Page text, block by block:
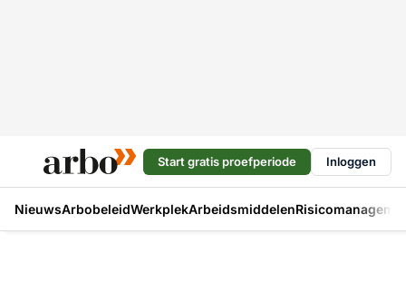
Start gratis proefperiode Inloggen
NieuwsArbobeleidWerkplekArbeidsmiddelen